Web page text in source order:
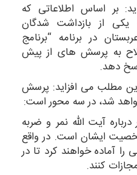
بر اساس اطلاعاتی که
از بازداشت شدگان
در برنامه “برنامج
به پرسش های از پیش
دهد.
مطلب می افزاید: پرسش
شد،‌ در سه محور است:
آیت الله نمر و ضربه
ایشان است. در واقع
را آماده خواهند کرد تا در
کنند.